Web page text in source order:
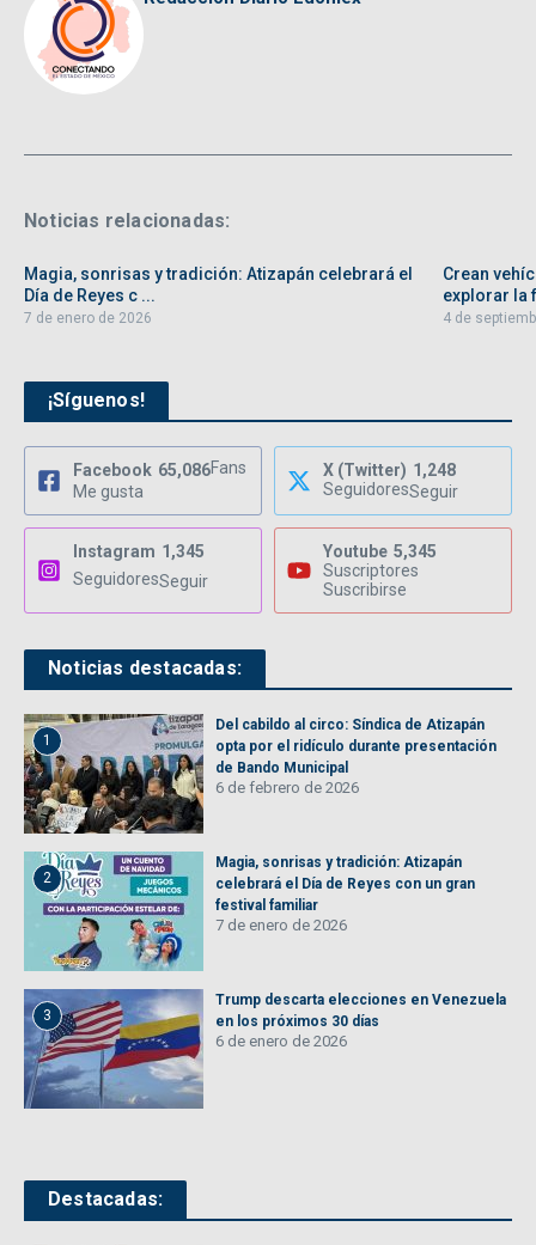
Noticias relacionadas:
Magia, sonrisas y tradición: Atizapán celebrará el
Día de Reyes c ...
7 de enero de 2026
Crean
explorar la
4 de
¡Síguenos!
Facebook 65,086Fans
Me gusta
X (Twitter) 1,248
SeguidoresSeguir
Instagram 1,345
SeguidoresSeguir
Youtube 5,345
Suscriptores
Suscribirse
Noticias destacadas:
1
Del cabildo al circo: Síndica de Atizapán
opta por el ridículo durante presentación
de Bando Municipal
6 de febrero de 2026
2
Magia, sonrisas y tradición: Atizapán
celebrará el Día de Reyes con un gran
festival familiar
7 de enero de 2026
3
Trump descarta elecciones en Venezuela
en los próximos 30 días
6 de enero de 2026
Destacadas: